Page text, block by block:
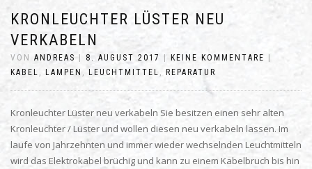
KRONLEUCHTER LÜSTER NEU
VERKABELN
VON ANDREAS | 8. AUGUST 2017 | KEINE KOMMENTARE |
KABEL
LAMPEN LEUCHTMITTEL REPARATUR
Kronleuchter Lüster neu verkabeln Sie besitzen einen sehr alten
Kronleuchter / Lüster und wollen diesen neu verkabeln lassen. Im
laufe von Jahrzehnten und immer wieder wechselnden Leuchtmitteln
wird das Elektrokabel brüchig und kann zu einem Kabelbruch bis hin